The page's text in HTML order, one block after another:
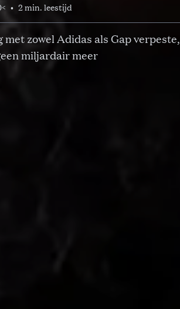
< • 2 min. leestijd
zowel Adidas als Gap verpeste,
miljardair meer